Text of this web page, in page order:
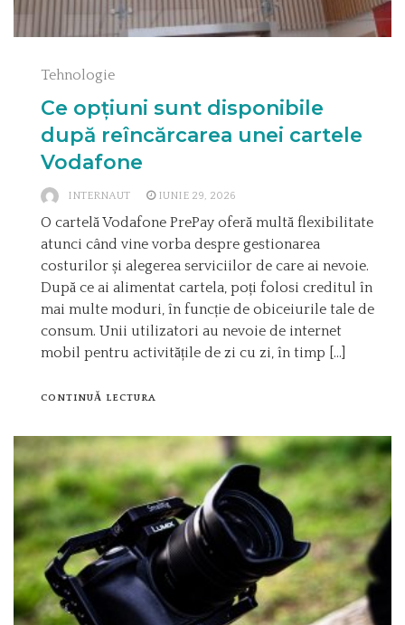
Tehnologie
Ce opțiuni sunt disponibile
după reîncărcarea unei cartele
Vodafone
INTERNAUT IUNIE 29, 2026
O cartelă Vodafone PrePay oferă multă flexibilitate
atunci când vine vorba despre gestionarea
costurilor și alegerea serviciilor de care ai nevoie.
După ce ai alimentat cartela, poți folosi creditul în
mai multe moduri, în funcție de obiceiurile tale de
consum. Unii utilizatori au nevoie de internet
mobil pentru activitățile de zi cu zi, în timp […]
CONTINUĂ LECTURA